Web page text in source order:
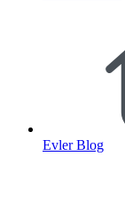
Evler Blog